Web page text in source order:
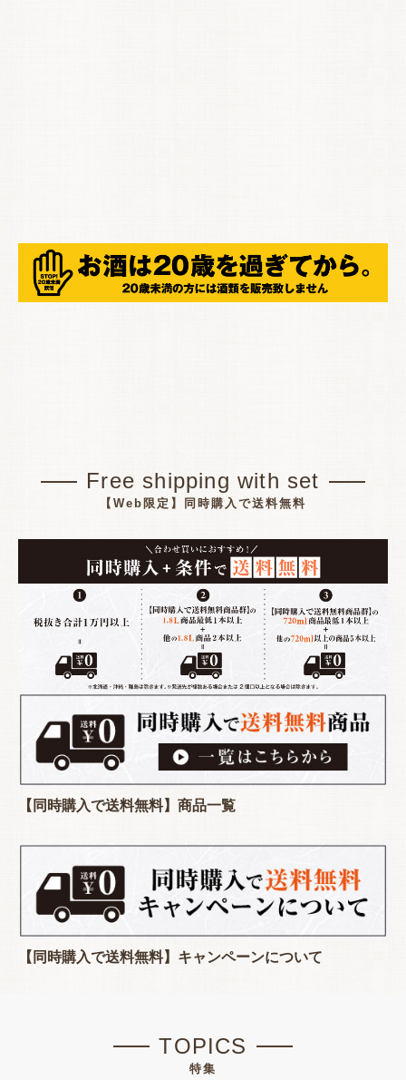
Free shipping with set
【Web限定】同時購入で送料無料
【同時購入で送料無料】商品一覧
【同時購入で送料無料】キャンペーンについて
TOPICS
特集